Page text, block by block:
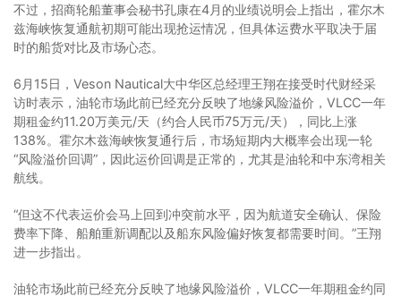
不过，招商轮船董事会秘书孔康在4月的业绩说明会上指出，霍尔木
兹海峡恢复通航初期可能出现抢运情况，但具体运费水平取决于届
时的船货对比及市场心态。
6月15日，Veson Nautical大中华区总经理王翔在接受时代财经采
访时表示，油轮市场此前已经充分反映了地缘风险溢价，VLCC一年
期租金约11.20万美元/天（约合人民币75万元/天），同比上涨
138%。霍尔木兹海峡恢复通行后，市场短期内大概率会出现一轮
“风险溢价回调”，因此运价回调是正常的，尤其是油轮和中东湾相关
航线。
“但这不代表运价会马上回到冲突前水平，因为航道安全确认、保险
费率下降、船舶重新调配以及船东风险偏好恢复都需要时间。”王翔
进一步指出。
油轮市场此前已经充分反映了地缘风险溢价，VLCC一年期租金约同